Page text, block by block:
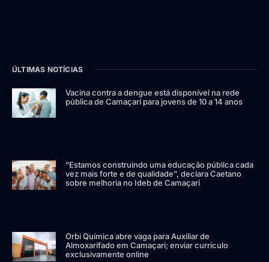
ÚLTIMAS NOTÍCIAS
Vacina contra a dengue está disponível na rede
pública de Camaçari para jovens de 10 a 14 anos
“Estamos construindo uma educação pública cada
vez mais forte e de qualidade”, declara Caetano
sobre melhoria no Ideb de Camaçari
Orbi Química abre vaga para Auxiliar de
Almoxarifado em Camaçari; enviar currículo
exclusivamente online